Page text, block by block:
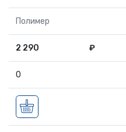
Полимер
2 290 ₽
0